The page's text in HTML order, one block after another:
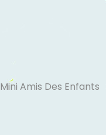
Mini Amis Des Enfants